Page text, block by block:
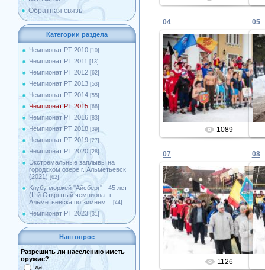
Обратная связь
Категории раздела
Чемпионат РТ 2010 [10]
Чемпионат РТ 2011 [13]
Чемпионат РТ 2012 [62]
Чемпионат РТ 2013 [53]
Чемпионат РТ 2014 [55]
Чемпионат РТ 2015 [66]
Чемпионат РТ 2016 [83]
Чемпионат РТ 2018 [39]
Чемпионат РТ 2019 [27]
Чемпионат РТ 2020 [28]
Экстремальные заплывы на
городском озере г. Альметьевск
(2021) [62]
Клубу моржей ''Айсберг'' - 45 лет
(II-й Открытый чемпионат г.
Альметьевска по зимнем...
[44]
Чемпионат РТ 2023 [31]
Наш опрос
Разрешить ли населению иметь
оружие?
да
04
27.02.2015
Admin
1089
05
07
27.02.2015
Admin
1126
08